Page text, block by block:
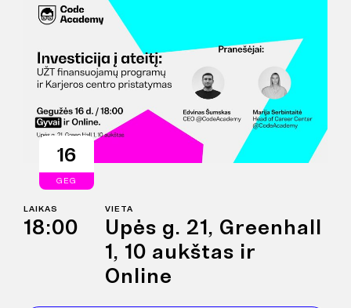
16
GEG
LAIKAS
18:00
VIETA
Upės g. 21, Greenhall
1, 10 aukštas ir
Online